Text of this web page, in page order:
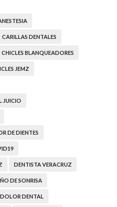
CARILLAS DENTALES
CHICLES BLANQUEADORES
JEMZ
JUICIO
DE DIENTES
DENTISTA VERACRUZ
DE SONRISA
DOLOR DENTAL